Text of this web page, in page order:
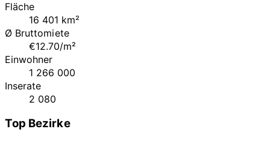
Fläche
16 401 km²
Ø Bruttomiete
€12.70/m²
Einwohner
1 266 000
Inserate
2 080
Top Bezirke